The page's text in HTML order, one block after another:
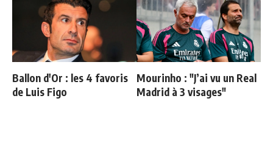
Ballon d'Or : les 4 favoris
de Luis Figo
Mourinho : "J’ai vu un Real
Madrid à 3 visages"